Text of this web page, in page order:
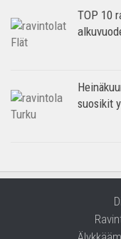
TOP 10
suosikit